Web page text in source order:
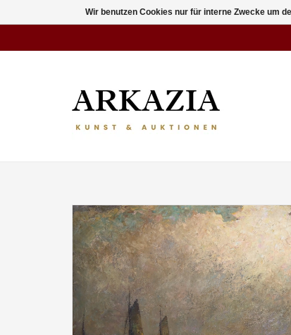
Wir benutzen Cookies nur für interne Zwecke um